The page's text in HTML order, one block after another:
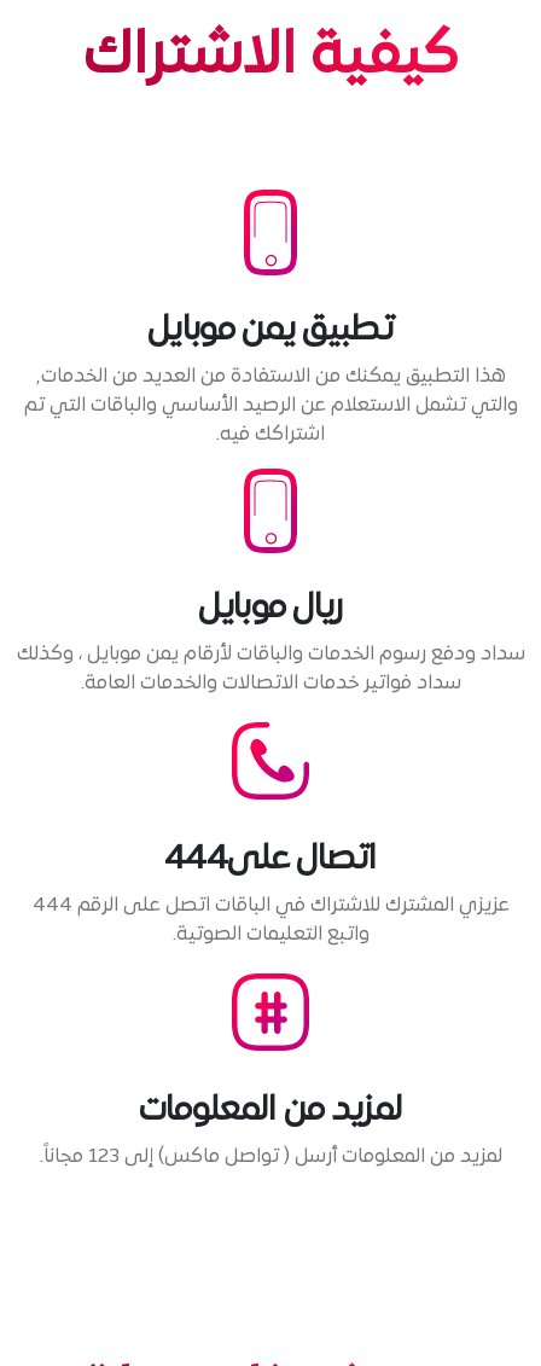
كيفية الاشتراك
تطبيق يمن موبايل
هذا التطبيق يمكنك من الاستفادة من العديد من الخدمات٫
والتي تشمل الاستعلام عن الرصيد الأساسي والباقات التي تم
اشتراكك فيه.
ريال موبايل
سداد ودفع رسوم الخدمات والباقات لأرقام يمن موبايل ، وكذلك
سداد فواتير خدمات الاتصالات والخدمات العامة.
اتصال على444
عزيزي المشترك للاشتراك في الباقات اتصل على الرقم 444
واتبع التعليمات الصوتية.
لمزيد من المعلومات
لمزيد من المعلومات أرسل ( تواصل ماكس) إلى 123 مجاناً.